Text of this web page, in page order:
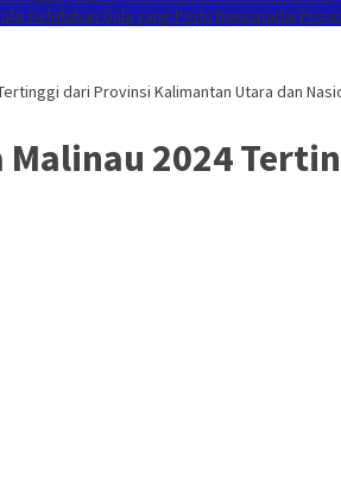
Kelebihan Gula yang Perlu Diwaspadai
dari Provinsi Kalimantan Utara dan
Malinau 2024